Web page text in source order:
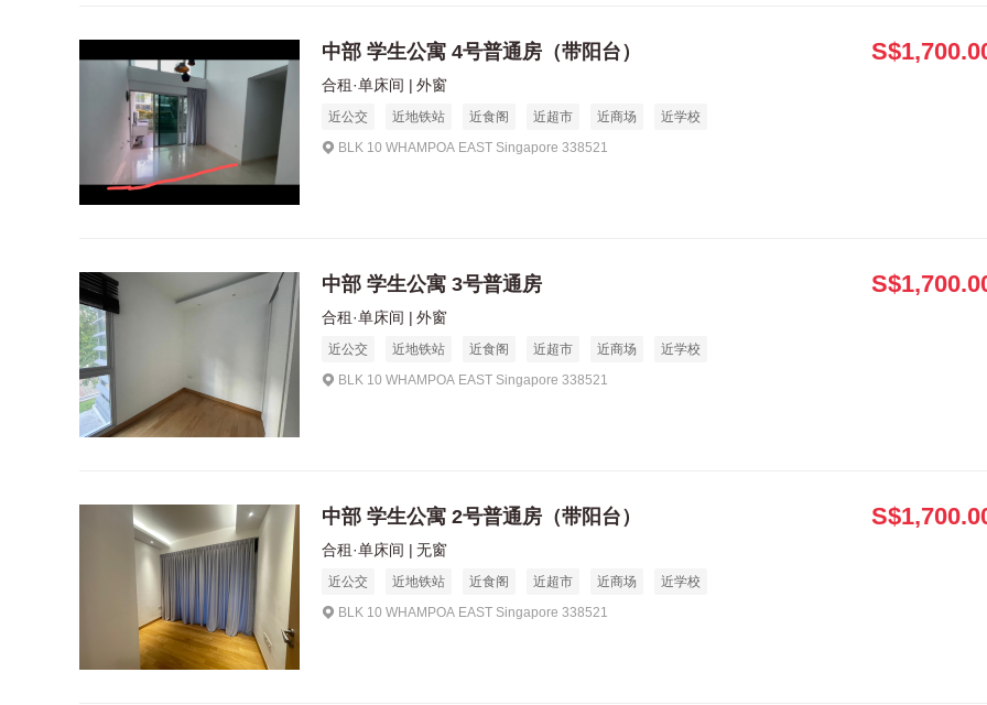
中部 学生公寓 4号普通房（带阳台）
合租·单床间 外窗
近公交 近地铁站 近食阁 近超市 近商场
近学校
BLK 10 WHAMPOA EAST Singapore 338521
中部 学生公寓 3号普通房
合租·单床间 外窗
近公交 近地铁站 近食阁 近超市 近商场
近学校
BLK 10 WHAMPOA EAST Singapore 338521
中部 学生公寓 2号普通房（带阳台）
合租·单床间 无窗
近公交 近地铁站 近食阁 近超市 近商场
近学校
BLK 10 WHAMPOA EAST Singapore 338521